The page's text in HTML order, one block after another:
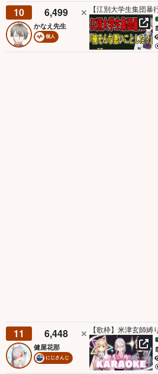
10 6,499
かなえ先生
個人
11 6,448
健屋花那
にじさんじ